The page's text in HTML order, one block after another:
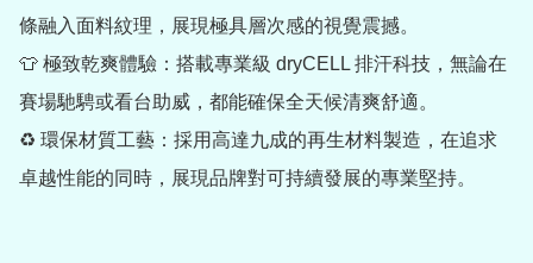
條融入面料紋理，展現極具層次感的視覺震撼。
👕 極致乾爽體驗：搭載專業級 dryCELL 排汗科技，無論在
賽場馳騁或看台助威，都能確保全天候清爽舒適。
♻️ 環保材質工藝：採用高達九成的再生材料製造，在追求
卓越性能的同時，展現品牌對可持續發展的專業堅持。